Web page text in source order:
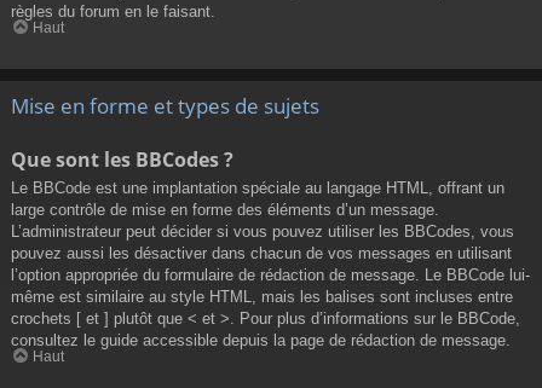
règles du forum en le faisant.
Haut
Mise en forme et types de sujets
Que sont les BBCodes ?
Le BBCode est une implantation spéciale au langage HTML, offrant un
large contrôle de mise en forme des éléments d’un message.
L’administrateur peut décider si vous pouvez utiliser les BBCodes, vous
pouvez aussi les désactiver dans chacun de vos messages en utilisant
l’option appropriée du formulaire de rédaction de message. Le BBCode lui-
même est similaire au style HTML, mais les balises sont incluses entre
crochets [ et ] plutôt que < et >. Pour plus d’informations sur le BBCode,
consultez le guide accessible depuis la page de rédaction de message.
Haut